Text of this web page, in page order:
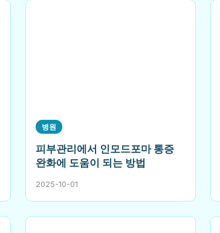
병원
피부관리에서 인모드포마 통증
완화에 도움이 되는 방법
2025-10-01